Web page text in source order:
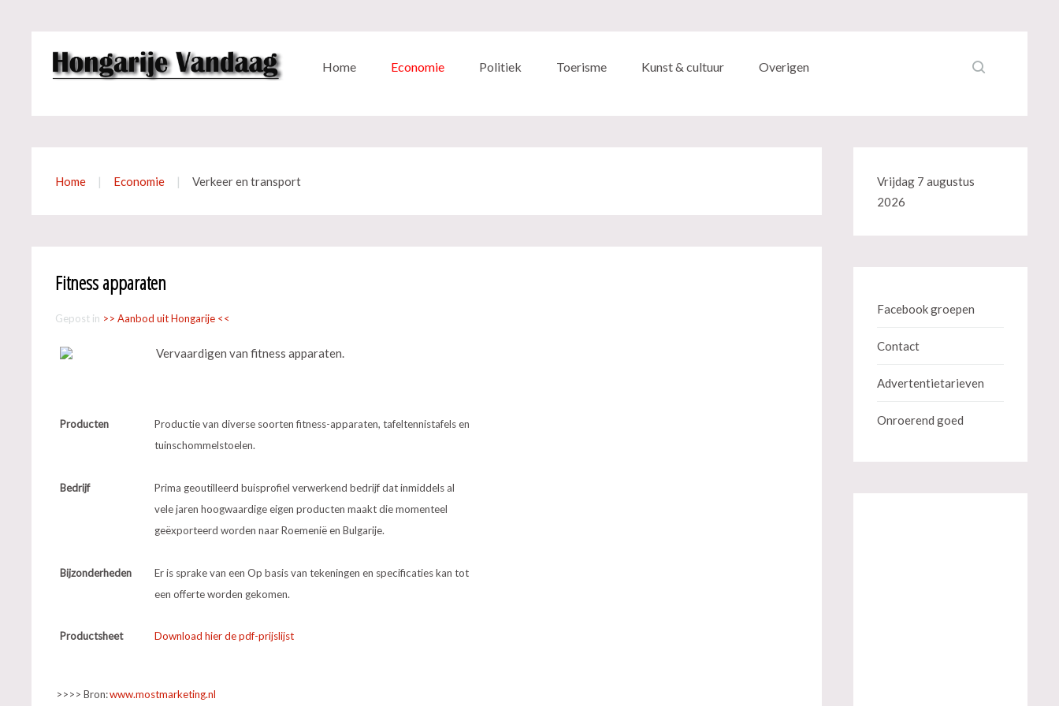
Home Economie Politiek Toerisme Kunst & cultuur Overigen
Home Economie Verkeer en transport
Fitness apparaten
Gepost in >> Aanbod uit Hongarije <<
Vervaardigen van fitness apparaten.
Producten
Productie van diverse soorten fitness-apparaten, tafeltennistafels en
tuinschommelstoelen.
Bedrijf
Prima geoutilleerd buisprofiel verwerkend bedrijf dat inmiddels al
vele jaren hoogwaardige eigen producten maakt die momenteel
geëxporteerd worden naar Roemenië en Bulgarije.
Bijzonderheden
Er is sprake van een Op basis van tekeningen en specificaties kan tot
een offerte worden gekomen.
Productsheet Download hier de pdf-prijslijst
>>>> Bron:www.mostmarketing.nl
Vrijdag 7 augustus
2026
Facebook groepen
Contact
Advertentietarieven
Onroerend goed